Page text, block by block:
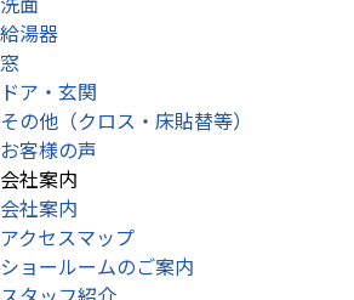
給湯器
窓
ドア・玄関
その他（クロス・床貼替等）
お客様の声
会社案内
会社案内
アクセスマップ
ショールームのご案内